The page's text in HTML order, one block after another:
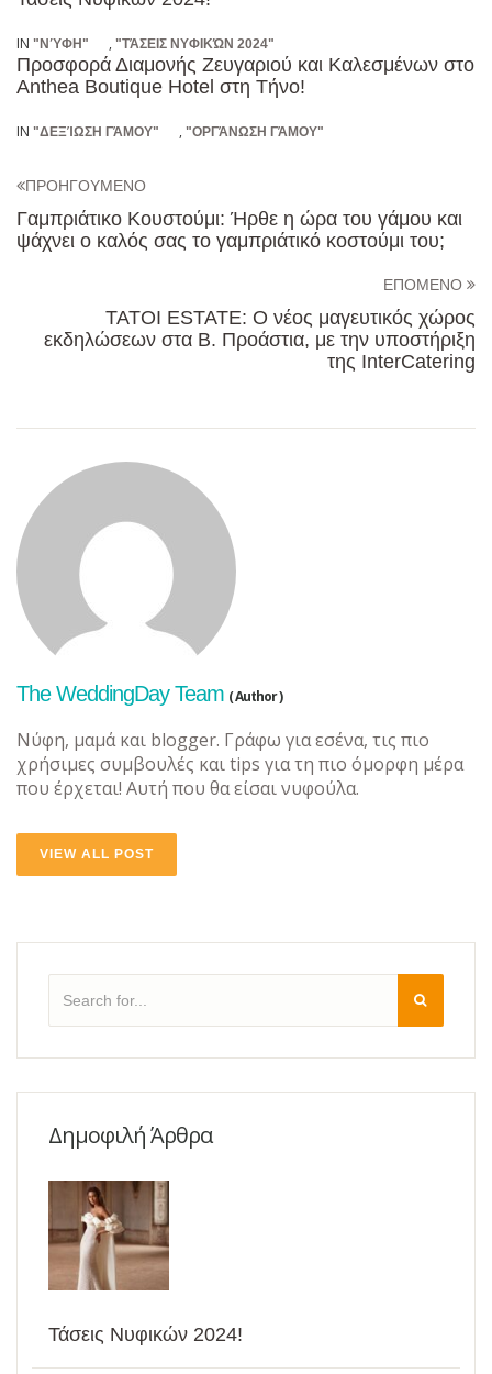
IN "ΝΎΦΗ" , "ΤΆΣΕΙΣ ΝΥΦΙΚΏΝ 2024"
Προσφορά Διαμονής Ζευγαριού και Καλεσμένων στο
Anthea Boutique Hotel στη Τήνο!
IN "ΔΕΞΊΩΣΗ ΓΆΜΟΥ" , "ΟΡΓΆΝΩΣΗ ΓΆΜΟΥ"
ΠΡΟΗΓΟΥΜΕΝΟ
Γαμπριάτικο Κουστούμι: Ήρθε η ώρα του γάμου και
ψάχνει ο καλός σας το γαμπριάτικό κοστούμι του;
ΕΠΟΜΕΝΟ
TATOI ESTATE: Ο νέος μαγευτικός χώρος
εκδηλώσεων στα Β. Προάστια, με την υποστήριξη
της InterCatering
The WeddingDay Team ( Author )
Νύφη, μαμά και blogger. Γράφω για εσένα, τις πιο
χρήσιμες συμβουλές και tips για τη πιο όμορφη μέρα
που έρχεται! Αυτή που θα είσαι νυφούλα.
VIEW ALL POST
Δημοφιλή Άρθρα
Τάσεις Νυφικών 2024!